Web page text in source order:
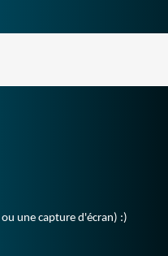
une capture d'écran) :)